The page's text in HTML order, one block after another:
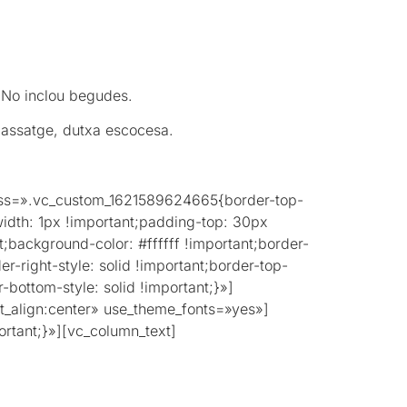
inclou begudes.
dutxa escocesa.
top-
1px !important;padding-top: 30px
color: #ffffff !important;border-
right-style: solid !important;border-top-
bottom-style: solid !important;}»]
use_theme_fonts=»yes»]